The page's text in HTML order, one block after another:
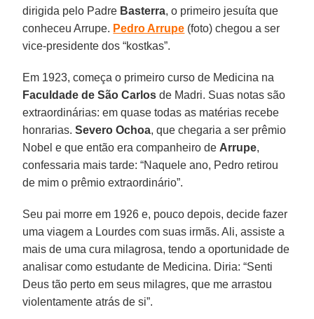
dirigida pelo Padre Basterra, o primeiro jesuíta que
conheceu Arrupe. Pedro Arrupe (foto) chegou a ser
vice-presidente dos “kostkas”.
Em 1923, começa o primeiro curso de Medicina na
Faculdade de São Carlos de Madri. Suas notas são
extraordinárias: em quase todas as matérias recebe
honrarias.Severo Ochoa, que chegaria a ser prêmio
Nobel e que então era companheiro de Arrupe,
confessaria mais tarde: “Naquele ano, Pedro retirou
de mim o prêmio extraordinário”.
Seu pai morre em 1926 e, pouco depois, decide fazer
uma viagem a Lourdes com suas irmãs. Ali, assiste a
mais de uma cura milagrosa, tendo a oportunidade de
analisar como estudante de Medicina. Diria: “Senti
Deus tão perto em seus milagres, que me arrastou
violentamente atrás de si”.